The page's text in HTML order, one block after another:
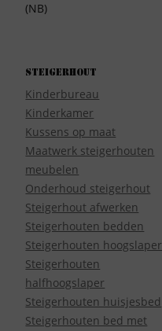
(NB)
Steigerhout
Kinderbureau
Kinderkamer
Kussens op maat
Maatwerk steigerhouten
meubelen
Onderhoud steigerhout
Steigerhout afwerken
Steigerhouten bedden
Steigerhouten hoogslaper
Steigerhouten
halfhoogslaper
Steigerhouten huisjesbed
Steigerhouten bed met